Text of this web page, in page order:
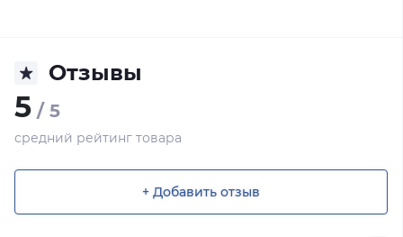
Отзывы
5 / 5
средний рейтинг товара
+ Добавить отзыв